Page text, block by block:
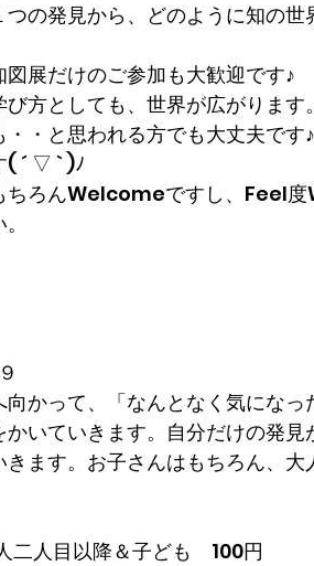
の発見から、どのように知の
展だけのご参加も大歓迎です♪
方としても、世界が広がります。
・と思われる方でも大丈夫です
( ´ ▽ ` )ﾉ
ちろんWelcomeですし、Feel
かって、「なんとなく気になっ
いていきます。自分だけの発
ます。お子さんはもちろん、大
二人目以降＆子ども　100円